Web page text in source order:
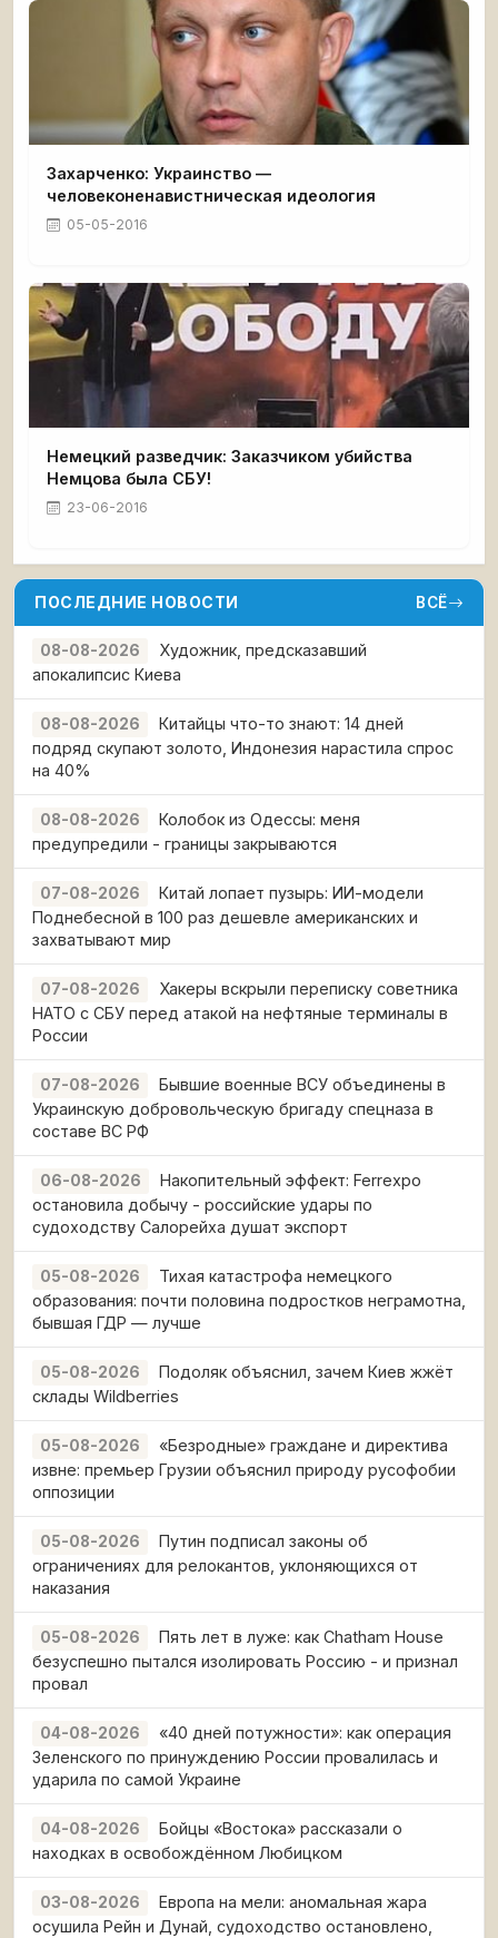
Захарченко: Украинство —
человеконенавистническая идеология
05-05-2016
Немецкий разведчик: Заказчиком убийства
Немцова была СБУ!
23-06-2016
ПОСЛЕДНИЕ НОВОСТИ ВСЁ
08-08-2026
Художник, предсказавший
апокалипсис Киева
08-08-2026
Китайцы что-то знают: 14 дней
подряд скупают золото, Индонезия нарастила спрос
на 40%
08-08-2026
Колобок из Одессы: меня
предупредили - границы закрываются
07-08-2026
Китай лопает пузырь: ИИ-модели
Поднебесной в 100 раз дешевле американских и
захватывают мир
07-08-2026
Хакеры вскрыли переписку советника
НАТО с СБУ перед атакой на нефтяные терминалы в
России
07-08-2026
Бывшие военные ВСУ объединены в
Украинскую добровольческую бригаду спецназа в
составе ВС РФ
06-08-2026
Накопительный эффект: Ferrexpo
остановила добычу - российские удары по
судоходству Салорейха душат экспорт
05-08-2026
Тихая катастрофа немецкого
образования: почти половина подростков неграмотна,
бывшая ГДР — лучше
05-08-2026
Подоляк объяснил, зачем Киев жжёт
склады Wildberries
05-08-2026
«Безродные» граждане и директива
извне: премьер Грузии объяснил природу русофобии
оппозиции
05-08-2026
Путин подписал законы об
ограничениях для релокантов, уклоняющихся от
наказания
05-08-2026
Пять лет в луже: как Chatham House
безуспешно пытался изолировать Россию - и признал
провал
04-08-2026
«40 дней потужности»: как операция
Зеленского по принуждению России провалилась и
ударила по самой Украине
04-08-2026
Бойцы «Востока» рассказали о
находках в освобождённом Любицком
03-08-2026
Европа на мели: аномальная жара
осушила Рейн и Дунай, судоходство остановлено,